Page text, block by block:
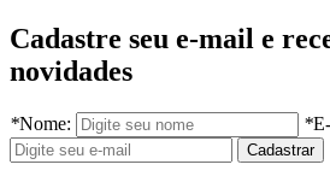
Cadastre seu e-mail e
novidades
*Nome: *